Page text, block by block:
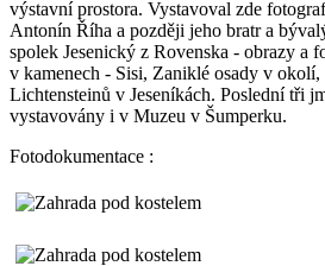
výstavní prostora. Vystavoval zde
Antonín Říha a později jeho bratr a
spolek Jesenický z Rovenska - obrazy a
v kamenech - Sisi, Zaniklé osady v
Lichtensteinů v Jeseníkách. Poslední tři
vystavovány i v Muzeu v Šumperku.
Fotodokumentace :